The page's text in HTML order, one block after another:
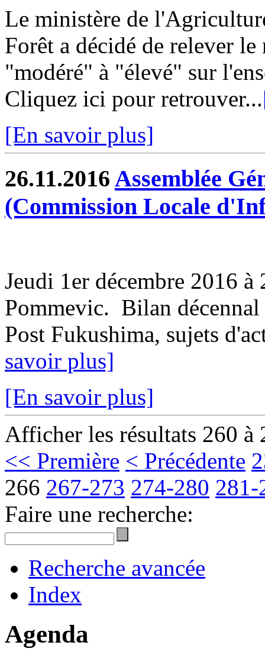
Le ministère de
Forêt a décidé de relever
"modéré" à "élevé" sur
Cliquez ici pour retrouver...
[En savoir plus]
26.11.2016 Assemblée
(Commission Locale
Jeudi 1er décembre 2016 à
Pommevic. Bilan
Post Fukushima, sujets
savoir plus]
[En savoir plus]
Afficher les résultats 260 à
<< Première < Précédente
266 267-273 274-280 281-
Faire une recherche:
Recherche avancée
Index
Agenda